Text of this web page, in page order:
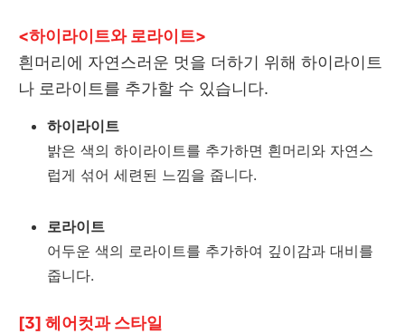
<하이라이트와 로라이트>
흰머리에 자연스러운 멋을 더하기 위해 하이라이트
나 로라이트를 추가할 수 있습니다.
하이라이트
밝은 색의 하이라이트를 추가하면 흰머리와 자연스
럽게 섞어 세련된 느낌을 줍니다.
로라이트
어두운 색의 로라이트를 추가하여 깊이감과 대비를
줍니다.
[3] 헤어컷과 스타일